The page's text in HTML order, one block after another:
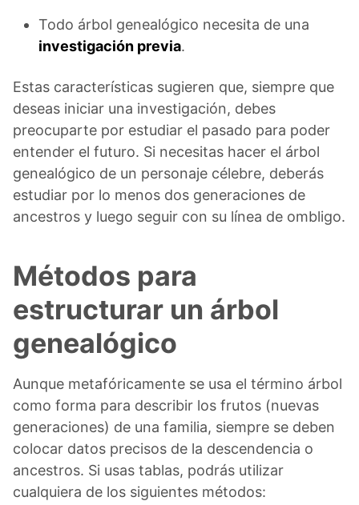
Todo árbol genealógico necesita de una
investigación previa.
Estas características sugieren que, siempre que
deseas iniciar una investigación, debes
preocuparte por estudiar el pasado para poder
entender el futuro. Si necesitas hacer el árbol
genealógico de un personaje célebre, deberás
estudiar por lo menos dos generaciones de
ancestros y luego seguir con su línea de ombligo.
Métodos para
estructurar un árbol
genealógico
Aunque metafóricamente se usa el término árbol
como forma para describir los frutos (nuevas
generaciones) de una familia, siempre se deben
colocar datos precisos de la descendencia o
ancestros. Si usas tablas, podrás utilizar
cualquiera de los siguientes métodos: